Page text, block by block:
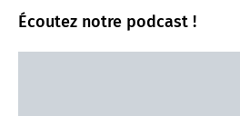
Écoutez notre podcast !